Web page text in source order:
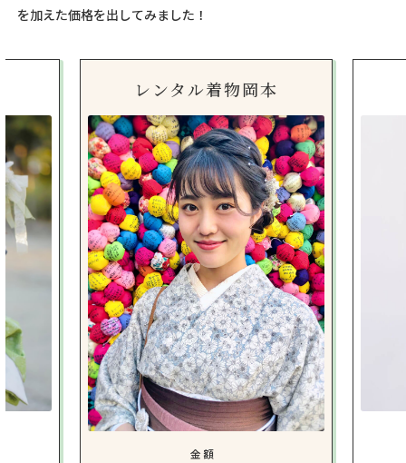
を加えた価格を出してみました！
レンタル着物岡本
金額